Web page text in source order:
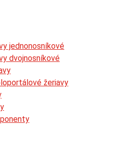
jednonosníkové
dvojnosníkové
žeriavy